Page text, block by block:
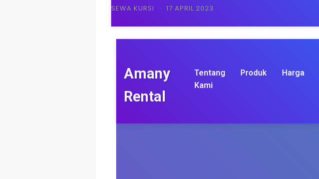
SEWA KURSI · 17 APRIL 2023
Amany
Rental
Tentang
Kami
Produk Harga